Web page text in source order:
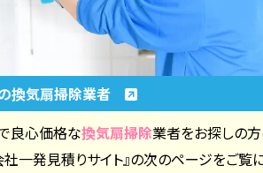
換気扇掃除業者
良心価格な換気扇掃除業者をお探しの方
社一発見積りサイト』の次のページをご覧